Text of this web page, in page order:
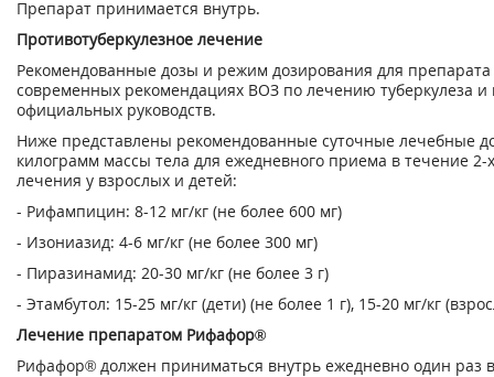
Препарат принимается внутрь.
Противотуберкулезное лечение
Рекомендованные дозы и режим дозирования для
современных рекомендациях ВОЗ по лечению туберкулеза и
официальных руководств.
Ниже представлены рекомендованные суточные лечебные
килограмм массы тела для ежедневного приема в течение
лечения у взрослых и детей:
- Рифампицин: 8-12 мг/кг (не более 600 мг)
- Изониазид: 4-6 мг/кг (не более 300 мг)
- Пиразинамид: 20-30 мг/кг (не более 3 г)
- Этамбутол: 15-25 мг/кг (дети) (не более 1 г), 15-20 мг/кг
Лечение препаратом Рифафор®
Рифафор® должен приниматься внутрь ежедневно один раз